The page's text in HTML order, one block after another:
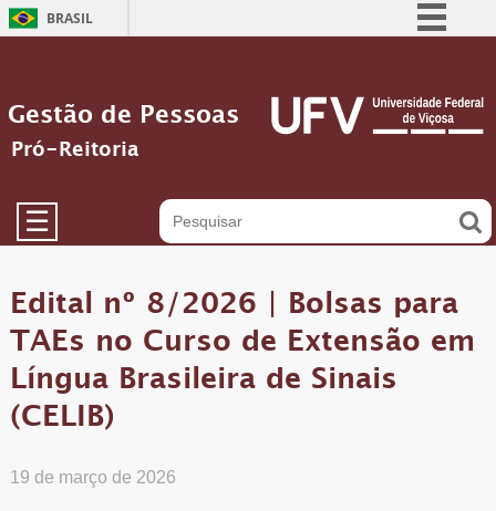
BRASIL
Participe
Legislação
Gestão de Pessoas
Pró-Reitoria
☰
Edital nº 8/2026 | Bolsas para
TAEs no Curso de Extensão em
Língua Brasileira de Sinais
(CELIB)
19 de março de 2026